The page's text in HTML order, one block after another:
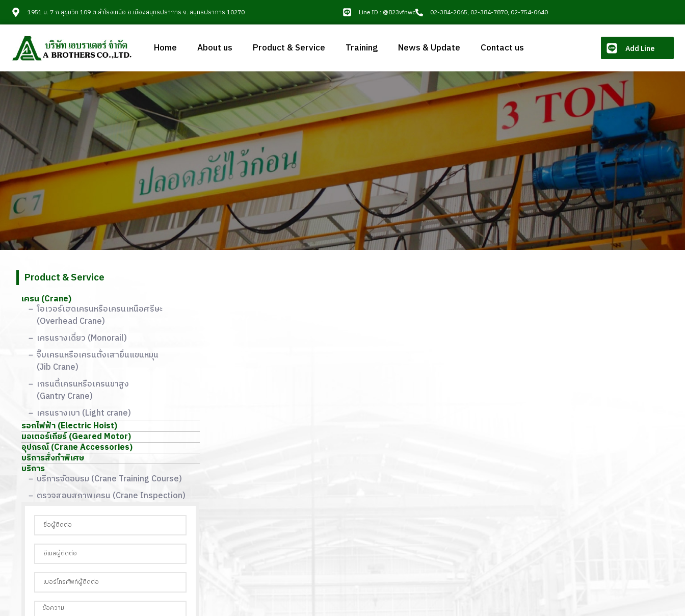
1951 ม. 7 ถ.สุขุมวิท 109 ต.สำโรงเหนือ อ.เมืองสมุทรปราการ จ. สมุทรปราการ 10270 Line ID : @823vfnwc 02-384-2065, 02-384-7870, 02-754-0640
Home About us Product & Service Training News & Update Contact us Add Line
Product & Service
เครน (Crane)
โอเวอร์เฮดเครนหรือเครนเหนือศรีษะ
(Overhead Crane)
เครนรางเดี่ยว (Monorail)
จิ๊บเครนหรือเครนตั้งเสายื่นแขนหมุน
(Jib Crane)
เกรนตี้เครนหรือเครนขาสูง
(Gantry Crane)
เครนรางเบา (Light crane)
รอกไฟฟ้า (Electric Hoist)
มอเตอร์เกียร์ (Geared Motor)
อุปกรณ์ (Crane Accessories)
บริการสั่งทำพิเศษ
บริการ
บริการจัดอบรม (Crane Training Course)
ตรวจสอบสภาพเครน (Crane Inspection)